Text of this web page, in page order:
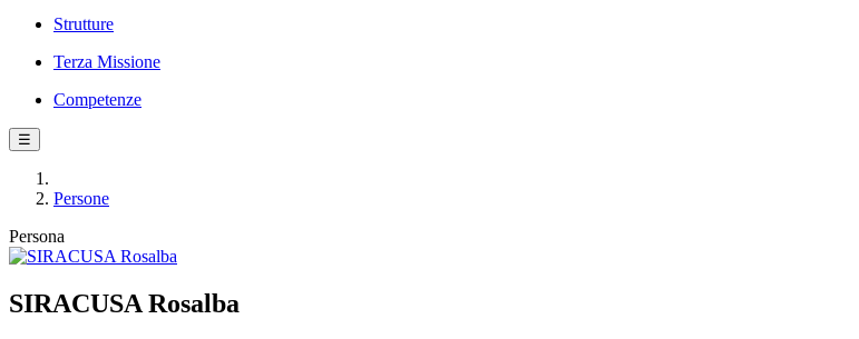
Strutture
Terza Missione
Competenze
☰
Persone
Persona
SIRACUSA Rosalba